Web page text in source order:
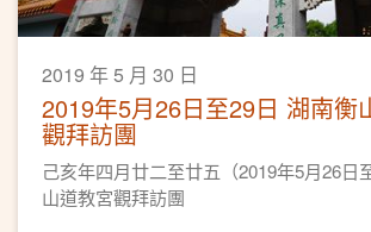
2019 年 5 月 30 日
2019年5月26日至29日 湖南衡
觀拜訪團
己亥年四月廿二至廿五（2019年5月26日
山道教宮觀拜訪團